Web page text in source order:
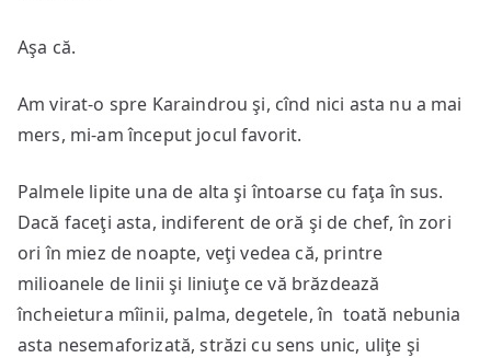
Aşa că.
Am virat-o spre Karaindrou şi, cînd nici asta nu a mai
mers, mi-am început jocul favorit.
Palmele lipite una de alta şi întoarse cu faţa în sus.
Dacă faceţi asta, indiferent de oră şi de chef, în zori
ori în miez de noapte, veţi vedea că, printre
milioanele de linii şi liniuţe ce vă brăzdează
încheietura mîinii, palma, degetele, în toată nebunia
asta nesemaforizată, străzi cu sens unic, uliţe şi